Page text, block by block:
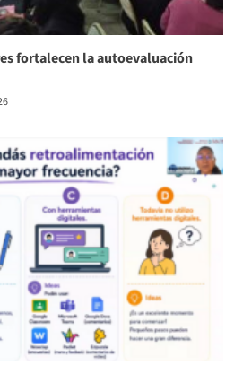
fortalecen la autoevaluación